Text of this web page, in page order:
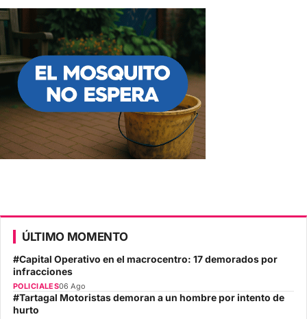
ÚLTIMO MOMENTO
#Capital Operativo en el macrocentro: 17 demorados por
infracciones
POLICIALES06 Ago
#Tartagal Motoristas demoran a un hombre por intento de
hurto